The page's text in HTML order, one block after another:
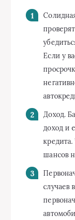
Если у
Доход.
доход и
шансов
случаев